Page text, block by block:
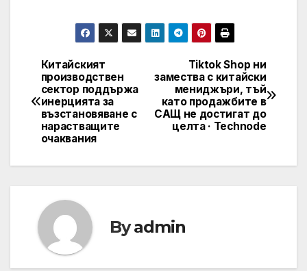
Post
navigation
Tiktok Shop ни
замества с китайски
мениджъри, тъй
като продажбите в
САЩ не достигат до
целта · Technode
Китайският
производствен
сектор поддържа
инерцията за
възстановяване с
нарастващите
очаквания
Byadmin